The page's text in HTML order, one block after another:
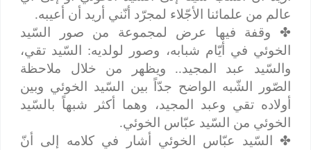
عالم من علمائنا الأجّلاء لمجرّد أنّني أريد أن أعيبه.
✤وقفة فيها عرض لمجموعة من صور السّيد
الخوئي في أيّام شبابه، وصور لولديه: السّيد تقي،
والسّيد عبد المجيد.. ويظهر من خلال ملاحظة
الصّور الشّبه الواضح جدّاً بين السّيد الخوئي وبين
أولاده تقي وعبد المجيد، وهما أكثر شبهاً بالسّيد
الخوئي من السّيد عبّاس الخوئي.
✤السّيد عبّاس الخوئي أشار في كلامه إلى أنّ